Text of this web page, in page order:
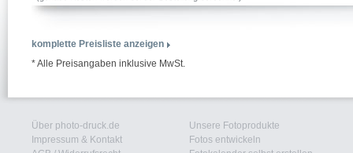
komplette Preisliste anzeigen
* Alle Preisangaben inklusive MwSt.
Über photo-druck.de
Impressum & Kontakt
Unsere Fotoprodukte
Fotos entwickeln